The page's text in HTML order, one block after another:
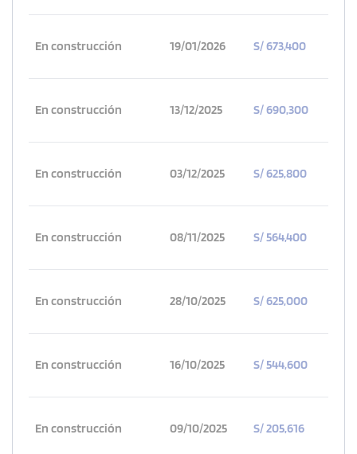
En construcción 19/01/2026 S/ 673,400
En construcción 13/12/2025 S/ 690,300
En construcción 03/12/2025 S/ 625,800
En construcción 08/11/2025 S/ 564,400
En construcción 28/10/2025 S/ 625,000
En construcción 16/10/2025 S/ 544,600
En construcción 09/10/2025 S/ 205,616